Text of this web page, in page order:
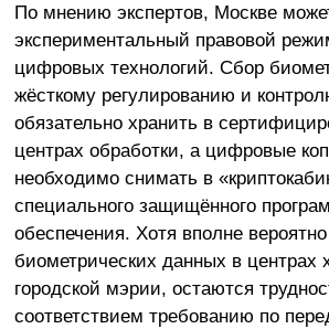
По мнению экспертов, Москве
экспериментальный правовой
цифровых технологий. Сбор
жёсткому регулированию и
обязательно хранить в
центрах обработки, а цифровые
необходимо снимать в
специального защищённого
обеспечения. Хотя вполне
биометрических данных в центрах
городской мэрии, остаются
соответствием требованию по